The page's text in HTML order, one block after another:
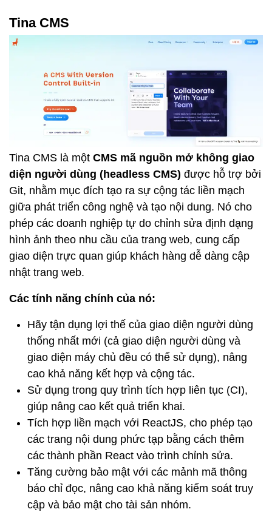
Tina CMS
Tina CMS là một CMS mã nguồn mở không giao
diện người dùng (headless CMS) được hỗ trợ bởi
Git, nhằm mục đích tạo ra sự cộng tác liền mạch
giữa phát triển công nghệ và tạo nội dung. Nó cho
phép các doanh nghiệp tự do chỉnh sửa định dạng
hình ảnh theo nhu cầu của trang web, cung cấp
giao diện trực quan giúp khách hàng dễ dàng cập
nhật trang web.
Các tính năng chính của nó:
Hãy tận dụng lợi thế của giao diện người dùng
thống nhất mới (cả giao diện người dùng và
giao diện máy chủ đều có thể sử dụng), nâng
cao khả năng kết hợp và cộng tác.
Sử dụng trong quy trình tích hợp liên tục (CI),
giúp nâng cao kết quả triển khai.
Tích hợp liền mạch với ReactJS, cho phép tạo
các trang nội dung phức tạp bằng cách thêm
các thành phần React vào trình chỉnh sửa.
Tăng cường bảo mật với các mảnh mã thông
báo chỉ đọc, nâng cao khả năng kiểm soát truy
cập và bảo mật cho tài sản nhóm.